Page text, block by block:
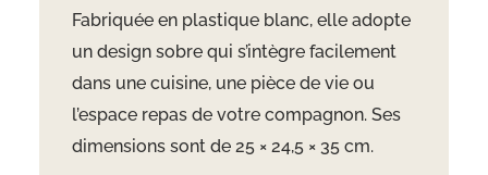
Fabriquée en plastique blanc, elle adopte
un design sobre qui s’intègre facilement
dans une cuisine, une pièce de vie ou
l’espace repas de votre compagnon. Ses
dimensions sont de 25 × 24,5 × 35 cm.